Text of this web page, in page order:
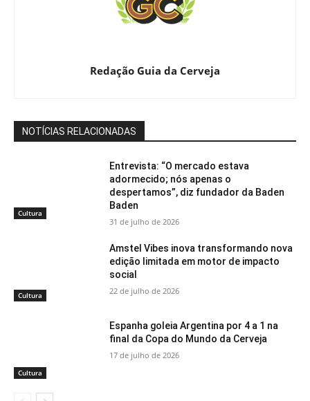
Redação Guia da Cerveja
NOTÍCIAS RELACIONADAS
Cultura
Entrevista: “O mercado estava
adormecido; nós apenas o
despertamos”, diz fundador da Baden
Baden
31 de julho de 2026
Cultura
Amstel Vibes inova transformando nova
edição limitada em motor de impacto
social
22 de julho de 2026
Cultura
Espanha goleia Argentina por 4 a 1 na
final da Copa do Mundo da Cerveja
17 de julho de 2026